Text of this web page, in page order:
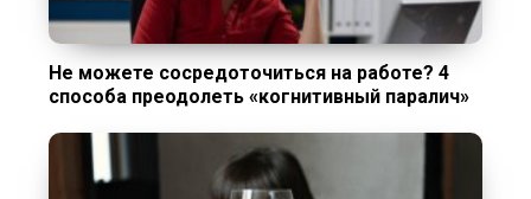
Не можете сосредоточиться на работе? 4
способа преодолеть «когнитивный паралич»